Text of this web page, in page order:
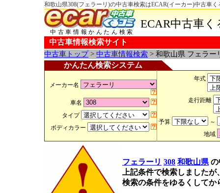
和歌山県308(フェラーリ)の中古車検索はECAR(イーカー)中古車く
中古車情報かんたん検索
ECAR中古車
中古車情報検索サイト
中古車トップ> 中古車情報検索 > 和歌山県 フェラー
かんたん検索システム
メーカー名
車名
タイプ
ボディカラー
年式
走行距離
予算
～
地域
フェラーリ 308 和歌山県 の
上記条件で検索しました
検索の条件をゆるくして